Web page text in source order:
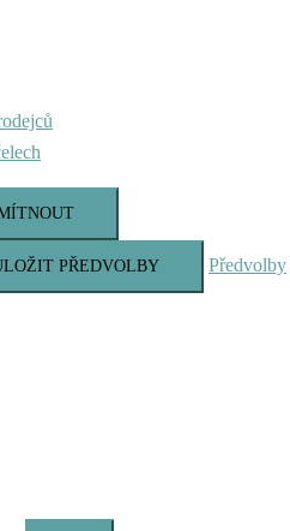
PŘEDVOLBY Předvolby